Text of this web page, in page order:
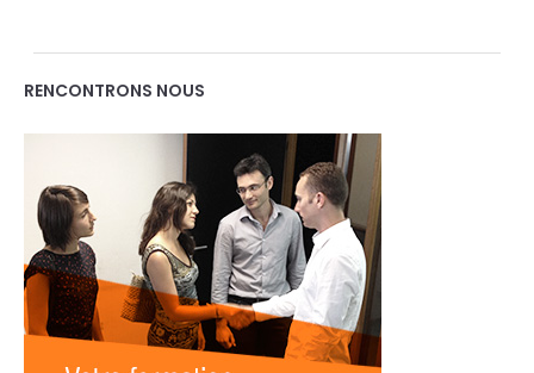
RENCONTRONS NOUS